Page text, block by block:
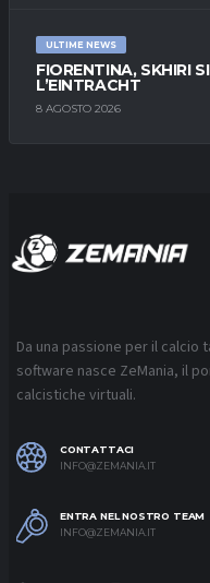
ULTIME NEWS
FIORENTINA, SKHIRI
L’EINTRACHT
8 AGOSTO 2026
Da una passione per il
software nasce ZeMania, il
calcistiche virtuali.
CONTATTACI
INFO@ZEMANIA.IT
ENTRA NEL NOSTRO TEAM
INFO@ZEMANIA.IT